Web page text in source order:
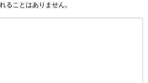
ることはありません。